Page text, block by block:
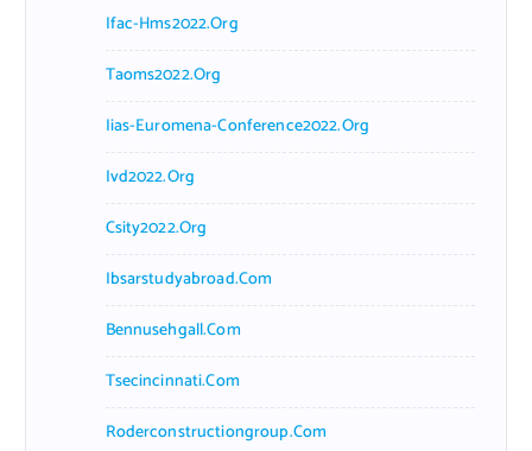
Ifac-Hms2022.org
Taoms2022.org
Iias-Euromena-Conference2022.org
Ivd2022.org
Csity2022.org
Ibsarstudyabroad.com
Bennusehgall.com
Tsecincinnati.com
Roderconstructiongroup.com